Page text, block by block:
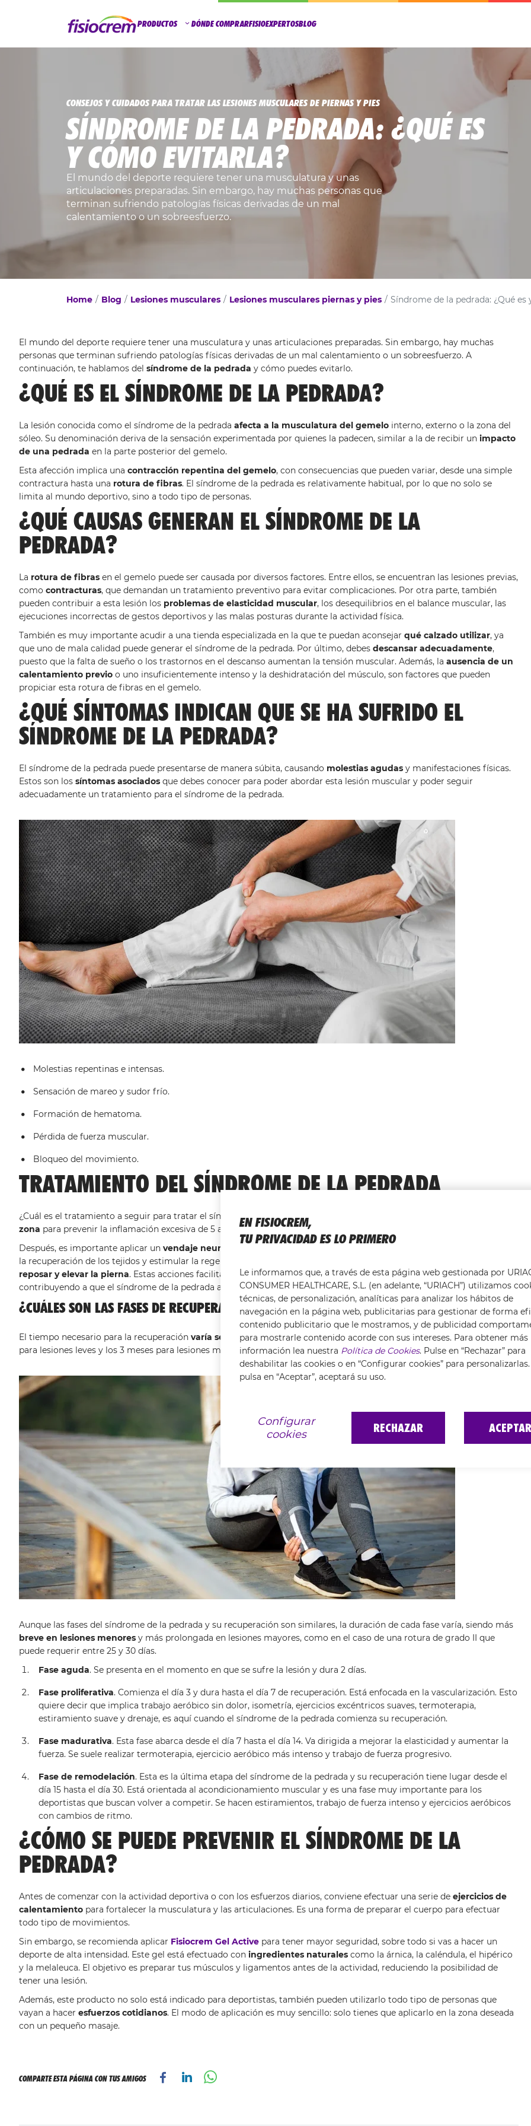
PRODUCTOS DÓNDE COMPRARFISIOEXPERTOSBLOG
CONSEJOS Y CUIDADOS PARA TRATAR LAS LESIONES MUSCULARES DE PIERNAS Y PIES
SÍNDROME DE LA PEDRADA: ¿QUÉ ES
Y CÓMO EVITARLA?
El mundo del deporte requiere tener una musculatura y unas
articulaciones preparadas. Sin embargo, hay muchas personas que
terminan sufriendo patologías físicas derivadas de un mal
calentamiento o un sobreesfuerzo.
Home Blog Lesiones musculares Lesiones musculares piernas y pies Síndrome de la pedrada: ¿Qué
El mundo del deporte requiere tener una musculatura y unas articulaciones preparadas. Sin embargo, hay muchas
personas que terminan sufriendo patologías físicas derivadas de un mal calentamiento o un sobreesfuerzo. A
continuación, te hablamos del síndrome de la pedrada y cómo puedes evitarlo.
¿QUÉ ES EL SÍNDROME DE LA PEDRADA?
La lesión conocida como el síndrome de la pedrada afecta a la musculatura del gemelo interno, externo o la zona del
sóleo. Su denominación deriva de la sensación experimentada por quienes la padecen, similar a la de recibir un impacto
de una pedrada en la parte posterior del gemelo.
Esta afección implica una contracción repentina del gemelo, con consecuencias que pueden variar, desde una simple
contractura hasta una rotura de fibras. El síndrome de la pedrada es relativamente habitual, por lo que no solo se
limita al mundo deportivo, sino a todo tipo de personas.
¿QUÉ CAUSAS GENERAN EL SÍNDROME DE LA
PEDRADA?
La rotura de fibras en el gemelo puede ser causada por diversos factores. Entre ellos, se encuentran las lesiones previas,
como contracturas, que demandan un tratamiento preventivo para evitar complicaciones. Por otra parte, también
pueden contribuir a esta lesión los problemas de elasticidad muscular, los desequilibrios en el balance muscular, las
ejecuciones incorrectas de gestos deportivos y las malas posturas durante la actividad física.
También es muy importante acudir a una tienda especializada en la que te puedan aconsejar qué calzado utilizar, ya
que uno de mala calidad puede generar el síndrome de la pedrada. Por último, debes descansar adecuadamente,
puesto que la falta de sueño o los trastornos en el descanso aumentan la tensión muscular. Además, la ausencia de un
calentamiento previo o uno insuficientemente intenso y la deshidratación del músculo, son factores que pueden
propiciar esta rotura de fibras en el gemelo.
¿QUÉ SÍNTOMAS INDICAN QUE SE HA SUFRIDO EL
SÍNDROME DE LA PEDRADA?
El síndrome de la pedrada puede presentarse de manera súbita, causando molestias agudas y manifestaciones físicas.
Estos son los síntomas asociados que debes conocer para poder abordar esta lesión muscular y poder seguir
adecuadamente un tratamiento para el síndrome de la pedrada.
Molestias repentinas e intensas.
Sensación de mareo y sudor frío.
Formación de hematoma.
Pérdida de fuerza muscular.
Bloqueo del movimiento.
TRATAMIENTO DEL SÍNDROME DE LA PEDRADA
¿Cuál es el tratamiento a seguir para tratar el síndrome de la pedrada? Los expertos recomiendan
zona para prevenir la inflamación excesiva de 5 a 10 minutos, justo después de la lesión.
Después, es importante aplicar un vendaje neuromuscular
la recuperación de los tejidos y estimular la regeneración de las fibras en la dirección correcta. Por último, se debe
reposar y elevar la pierna. Estas acciones facilitan la reabsorción del edema que pueda haberse formado,
contribuyendo a que el síndrome de la pedrada acelere su recuperación.
¿CUÁLES SON LAS FASES DE RECUPERACIÓN DE ESTA LESIÓN MUSCULAR?
El tiempo necesario para la recuperación varía según la magnitud de la rotura de fibras, oscilando entre los 20 días
para lesiones leves y los 3 meses para lesiones más extensas.
Aunque las fases del síndrome de la pedrada y su recuperación son similares, la duración de cada fase varía, siendo más
breve en lesiones menores y más prolongada en lesiones mayores, como en el caso de una rotura de grado II que
puede requerir entre 25 y 30 días.
Fase aguda. Se presenta en el momento en que se sufre la lesión y dura 2 días.
Fase proliferativa. Comienza el día 3 y dura hasta el día 7 de recuperación. Está enfocada en la vascularización. Esto
quiere decir que implica trabajo aeróbico sin dolor, isometría, ejercicios excéntricos suaves, termoterapia,
estiramiento suave y drenaje, es aquí cuando el síndrome de la pedrada comienza su recuperación.
Fase madurativa. Esta fase abarca desde el día 7 hasta el día 14. Va dirigida a mejorar la elasticidad y aumentar la
fuerza. Se suele realizar termoterapia, ejercicio aeróbico más intenso y trabajo de fuerza progresivo.
Fase de remodelación. Esta es la última etapa del síndrome de la pedrada y su recuperación tiene lugar desde el
día 15 hasta el día 30. Está orientada al acondicionamiento muscular y es una fase muy importante para los
deportistas que buscan volver a competir. Se hacen estiramientos, trabajo de fuerza intenso y ejercicios aeróbicos
con cambios de ritmo.
¿CÓMO SE PUEDE PREVENIR EL SÍNDROME DE LA
PEDRADA?
Antes de comenzar con la actividad deportiva o con los esfuerzos diarios, conviene efectuar una serie de ejercicios de
calentamiento para fortalecer la musculatura y las articulaciones. Es una forma de preparar el cuerpo para efectuar
todo tipo de movimientos.
Sin embargo, se recomienda aplicar Fisiocrem Gel Active para tener mayor seguridad, sobre todo si vas a hacer un
deporte de alta intensidad. Este gel está efectuado con ingredientes naturales como la árnica, la caléndula, el hipérico
y la melaleuca. El objetivo es preparar tus músculos y ligamentos antes de la actividad, reduciendo la posibilidad de
tener una lesión.
Además, este producto no solo está indicado para deportistas, también pueden utilizarlo todo tipo de personas que
vayan a hacer esfuerzos cotidianos. El modo de aplicación es muy sencillo: solo tienes que aplicarlo en la zona deseada
con un pequeño masaje.
COMPARTE ESTA PÁGINA CON TUS AMIGOS
EN FISIOCREM,
TU PRIVACIDAD ES LO PRIMERO
Le informamos que, a través de esta página web gestionada por
CONSUMER HEALTHCARE, S.L. (en adelante, “URIACH”) utilizamos
técnicas, de personalización, analíticas para analizar los hábitos de
navegación en la página web, publicitarias para gestionar de forma
contenido publicitario que le mostramos, y de publicidad
para mostrarle contenido acorde con sus intereses. Para obtener más
información lea nuestra Política de Cookies. Pulse en “Rechazar” para
deshabilitar las cookies o en “Configurar cookies” para
pulsa en “Aceptar”, aceptará su uso.
Configurar
cookies
RECHAZAR